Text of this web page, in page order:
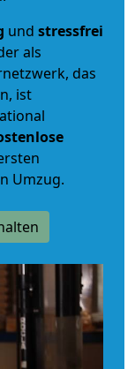
und stressfrei
als
das
ist
Umzug.